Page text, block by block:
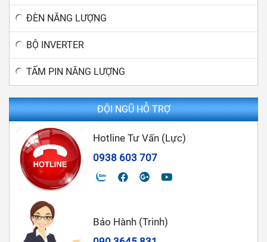
ĐÈN NĂNG LƯỢNG
BỘ INVERTER
TẤM PIN NĂNG LƯỢNG
ĐỘI NGŨ HỖ TRỢ
Hotline Tư Vấn (Lực)
0938 603 707
Bảo Hành (Trinh)